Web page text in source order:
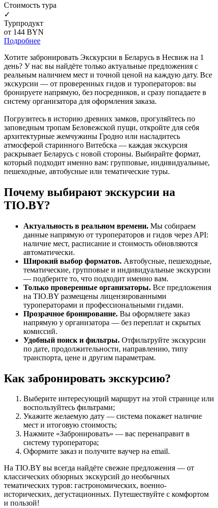
Cтоимость тура
✓
Турпродукт
от 144 BYN
Подробнее
Хотите забронировать Экскурсии в Беларусь в Несвиж на 1
день? У нас вы найдёте только актуальные предложения с
реальным наличием мест и точной ценой на каждую дату. Все
экскурсии — от проверенных гидов и туроператоров: вы
бронируете напрямую, без посредников, и сразу попадаете в
систему организатора для оформления заказа.
Погрузитесь в историю древних замков, прогуляйтесь по
заповедным тропам Беловежской пущи, откройте для себя
архитектурные жемчужины Гродно или насладитесь
атмосферой старинного Витебска — каждая экскурсия
раскрывает Беларусь с новой стороны. Выбирайте формат,
который подходит именно вам: групповые, индивидуальные,
пешеходные, автобусные или тематические туры.
Почему выбирают экскурсии на
TIO.BY?
Актуальность в реальном времени. Мы собираем
данные напрямую от туроператоров и гидов через API:
наличие мест, расписание и стоимость обновляются
автоматически.
Широкий выбор форматов. Автобусные, пешеходные,
тематические, групповые и индивидуальные экскурсии
— подберите то, что подходит именно вам.
Только проверенные организаторы. Все предложения
на TIO.BY размещены лицензированными
туроператорами и профессиональными гидами.
Прозрачное бронирование. Вы оформляете заказ
напрямую у организатора — без переплат и скрытых
комиссий.
Удобный поиск и фильтры. Отфильтруйте экскурсии
по дате, продолжительности, направлению, типу
транспорта, цене и другим параметрам.
Как забронировать экскурсию?
Выберите интересующий маршрут на этой странице или
воспользуйтесь фильтрами;
Укажите желаемую дату — система покажет наличие
мест и итоговую стоимость;
Нажмите «Забронировать» — вас перенаправит в
систему туроператора;
Оформите заказ и получите ваучер на email.
На TIO.BY вы всегда найдёте свежие предложения — от
классических обзорных экскурсий до необычных
тематических туров: гастрономических, военно-
исторических, дегустационных. Путешествуйте с комфортом
и пользой!